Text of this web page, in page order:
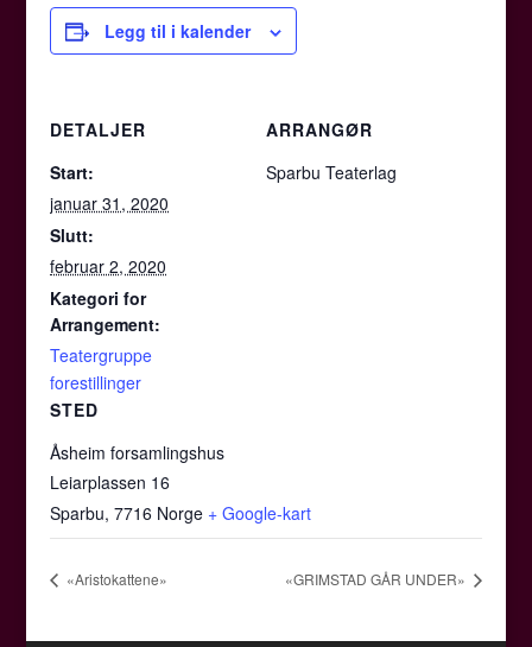
Legg til i kalender
DETALJER
Start:
januar 31, 2020
Slutt:
februar 2, 2020
Kategori for
Arrangement:
Teatergruppe
forestillinger
STED
Åsheim forsamlingshus
Leiarplassen 16
Sparbu, 7716 Norge + Google-kart
ARRANGØR
Sparbu Teaterlag
«Aristokattene» «GRIMSTAD GÅR UNDER»